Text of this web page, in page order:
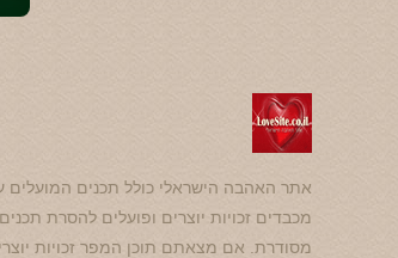
אתר האהבה הישראלי כולל תכנים המועלים
מכבדים זכויות יוצרים ופועלים להסרת
מסודרת. אם מצאתם תוכן המפר זכויות